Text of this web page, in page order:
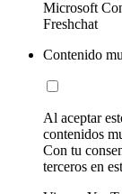
Microsoft
Freshchat
Contenido
Al aceptar
contenidos
Con tu
terceros en